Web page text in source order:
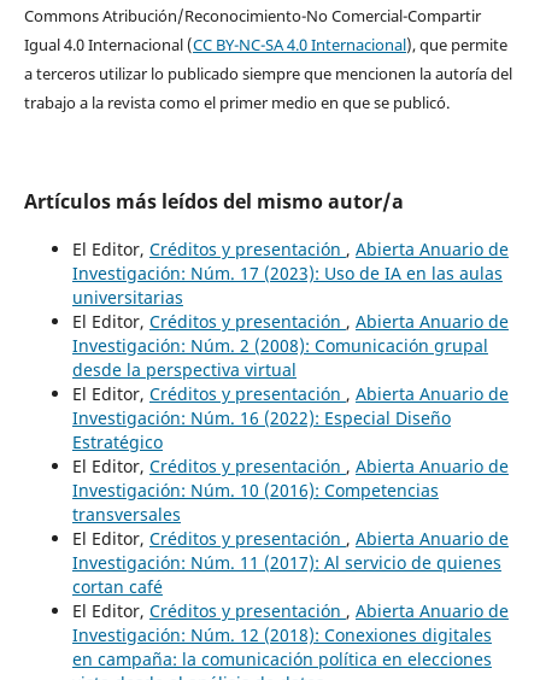
Commons Atribución/Reconocimiento-No Comercial-Compartir
Igual 4.0 Internacional (CC BY-NC-SA 4.0 Internacional), que permite
a terceros utilizar lo publicado siempre que mencionen la autoría del
trabajo a la revista como el primer medio en que se publicó.
Artículos más leídos del mismo autor/a
El Editor, Créditos y presentación , Abierta Anuario de
Investigación: Núm. 17 (2023): Uso de IA en las aulas
universitarias
El Editor, Créditos y presentación , Abierta Anuario de
Investigación: Núm. 2 (2008): Comunicación grupal
desde la perspectiva virtual
El Editor, Créditos y presentación , Abierta Anuario de
Investigación: Núm. 16 (2022): Especial Diseño
Estratégico
El Editor, Créditos y presentación , Abierta Anuario de
Investigación: Núm. 10 (2016): Competencias
transversales
El Editor, Créditos y presentación , Abierta Anuario de
Investigación: Núm. 11 (2017): Al servicio de quienes
cortan café
El Editor, Créditos y presentación , Abierta Anuario de
Investigación: Núm. 12 (2018): Conexiones digitales
en campaña: la comunicación política en elecciones